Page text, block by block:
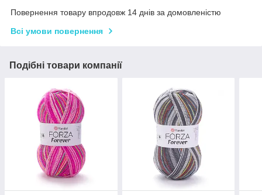
Повернення товару впродовж 14 днів за домовленістю
Всі умови повернення
Подібні товари компанії